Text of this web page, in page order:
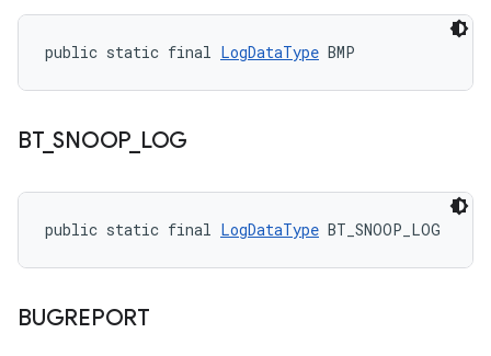
public static final LogDataType BMP
BT_SNOOP_ LOG
public static final LogDataType BT_SNOOP_LOG
BUGREPORT